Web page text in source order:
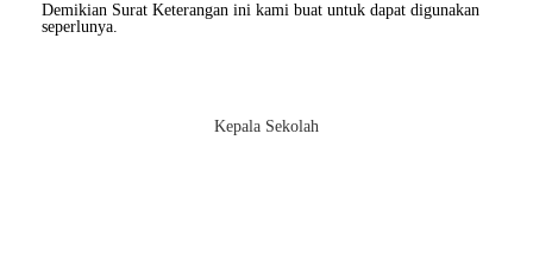
Demikian Surat Keterangan ini kami buat untuk dapat digunakan
seperlunya.
Kepala Sekolah